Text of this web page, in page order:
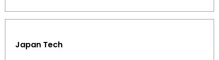
Japan Tech